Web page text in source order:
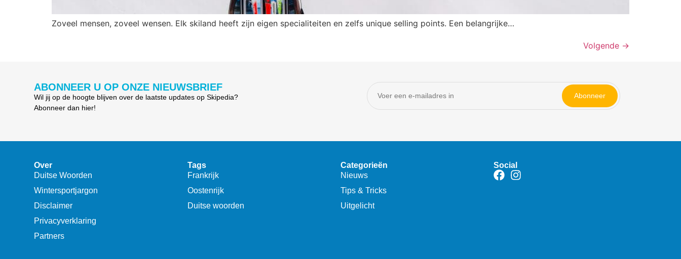
Zoveel mensen, zoveel wensen. Elk skiland heeft zijn eigen specialiteiten en zelfs unique selling points. Een belangrijke…
Volgende →
ABONNEER U OP ONZE NIEUWSBRIEF
Wil jij op de hoogte blijven over de laatste updates op Skipedia?
Abonneer dan hier!
Abonneer
Over
Duitse Woorden
Wintersportjargon
Disclaimer
Privacyverklaring
Partners
Tags
Frankrijk
Oostenrijk
Duitse woorden
Categorieën
Nieuws
Tips & Tricks
Uitgelicht
Social